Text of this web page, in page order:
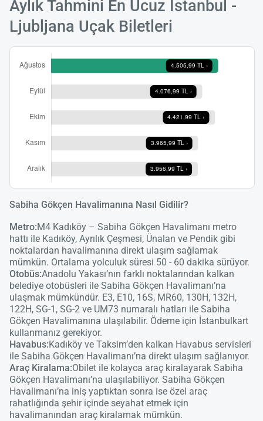
Aylık Tahmini En Ucuz İstanbul -
Ljubljana Uçak Biletleri
Sabiha Gökçen Havalimanına Nasıl Gidilir?
Metro:M4 Kadıköy – Sabiha Gökçen Havalimanı metro
hattı ile Kadıköy, Ayrılık Çeşmesi, Ünalan ve Pendik gibi
noktalardan havalimanına direkt ulaşım sağlamak
mümkün. Ortalama yolculuk süresi 50 - 60 dakika sürüyor.
Otobüs:Anadolu Yakası’nın farklı noktalarından kalkan
belediye otobüsleri ile Sabiha Gökçen Havalimanı’na
ulaşmak mümkündür. E3, E10, 16S, MR60, 130H, 132H,
122H, SG-1, SG-2 ve UM73 numaralı hatları ile Sabiha
Gökçen Havalimanına ulaşılabilir. Ödeme için İstanbulkart
kullanmanız gerekiyor.
Havabus:Kadıköy ve Taksim’den kalkan Havabus servisleri
ile Sabiha Gökçen Havalimanı’na direkt ulaşım sağlanıyor.
Araç Kiralama:Obilet ile kolayca araç kiralayarak Sabiha
Gökçen Havalimanı’na ulaşılabiliyor. Sabiha Gökçen
Havalimanı’na iniş yaptıktan sonra ise özel araç
rahatlığında şehir içinde seyahat etmek için
havalimanından araç kiralamak mümkün.